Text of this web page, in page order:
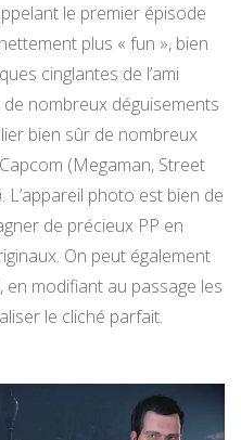
le premier épisode
plus « fun », bien
cinglantes de l’ami
nombreux déguisements
bien sûr de nombreux
(Megaman, Street
L’appareil photo est bien de
de précieux PP en
On peut également
modifiant au passage les
le cliché parfait.